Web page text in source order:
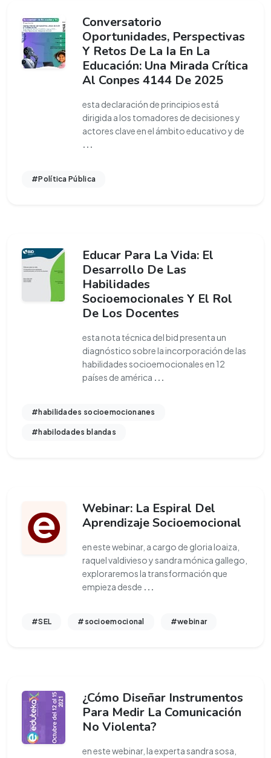
Conversatorio
Oportunidades, Perspectivas
Y Retos De La Ia En La
Educación: Una Mirada Crítica
Al Conpes 4144 De 2025
esta declaración de principios está
dirigida a los tomadores de decisiones y
actores clave en el ámbito educativo y de
...
#Política Pública
Educar Para La Vida: El
Desarrollo De Las
Habilidades
Socioemocionales Y El Rol
De Los Docentes
esta nota técnica del bid presenta un
diagnóstico sobre la incorporación de las
habilidades socioemocionales en 12
países de américa ...
#habilidades socioemocionanes
#habilodades blandas
Webinar: La Espiral Del
Aprendizaje Socioemocional
en este webinar, a cargo de gloria loaiza,
raquel valdivieso y sandra mónica gallego,
exploraremos la transformación que
empieza desde ...
#SEL #socioemocional #webinar
¿Cómo Diseñar Instrumentos
Para Medir La Comunicación
No Violenta?
en este webinar, la experta sandra sosa,